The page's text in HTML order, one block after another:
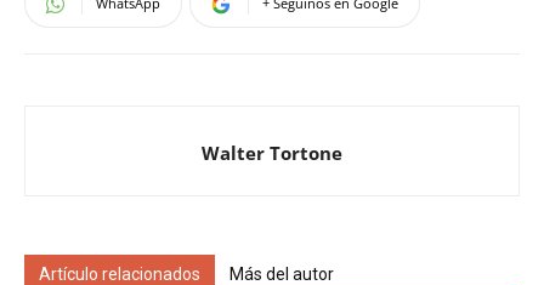
Walter Tortone
Artículo relacionados Más del autor